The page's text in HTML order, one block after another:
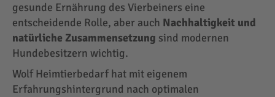
gesunde Ernährung des Vierbeiners eine
entscheidende Rolle, aber auch Nachhaltigkeit und
natürliche Zusammensetzung sind modernen
Hundebesitzern wichtig.
Wolf Heimtierbedarf hat mit eigenem
Erfahrungshintergrund nach optimalen